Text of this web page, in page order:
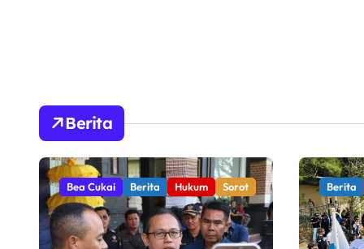
Berita
Bea Cukai Berita Hukum Sorot Berita